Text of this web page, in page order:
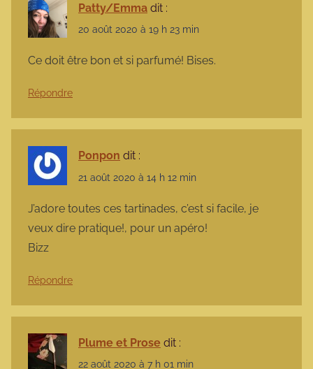
Patty/Emma dit :
20 août 2020 à 19 h 23 min
Ce doit être bon et si parfumé! Bises.
Répondre
Ponpon dit :
21 août 2020 à 14 h 12 min
J’adore toutes ces tartinades, c’est si facile, je
veux dire pratique!, pour un apéro!
Bizz
Répondre
Plume et Prose dit :
22 août 2020 à 7 h 01 min